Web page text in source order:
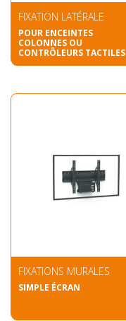
FIXATION LATÉRALE
POUR ENCEINTES
COLONNES OU
CONTRÔLEURS TACTILES
FIXATIONS MURALES
SIMPLE ÉCRAN